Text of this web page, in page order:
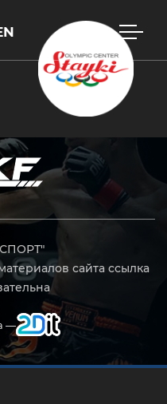
сайта ссылка
—
чтобы закрыть